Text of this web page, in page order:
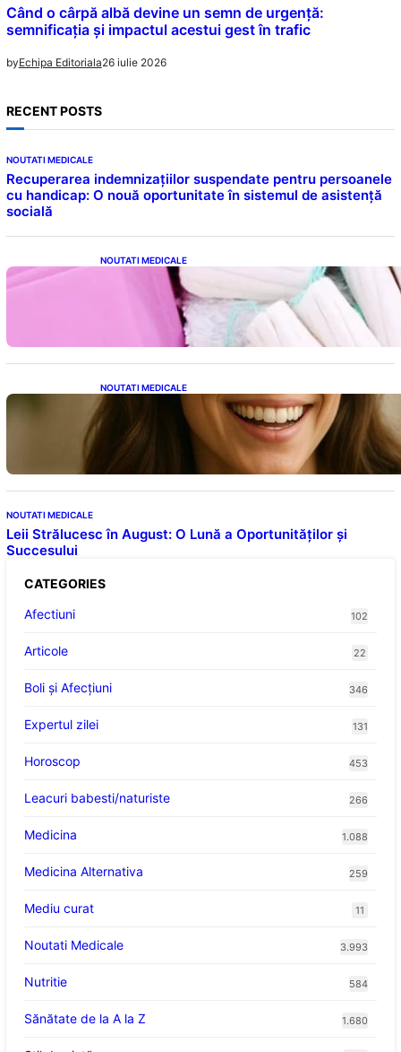
Când o cârpă albă devine un semn de urgență:
semnificația și impactul acestui gest în trafic
byEchipa Editoriala26 iulie 2026
RECENT POSTS
NOUTATI MEDICALE
Recuperarea indemnizațiilor suspendate pentru persoanele
cu handicap: O nouă oportunitate în sistemul de asistență
socială
NOUTATI MEDICALE
Tampoanele menstruale: O analiză profundă
a riscurilor legate de metale toxice
NOUTATI MEDICALE
Ceaiul – Băutura care protejează inima:
Descoperiri recente despre beneficiile
consumului zilnic
NOUTATI MEDICALE
Leii Strălucesc în August: O Lună a Oportunităților și
Succesului
CATEGORIES
Afectiuni
102
Articole 22
Boli și Afecțiuni 346
Expertul zilei 131
Horoscop 453
Leacuri babesti/naturiste 266
Medicina 1.088
Medicina Alternativa 259
Mediu curat 11
Noutati Medicale 3.993
Nutritie 584
Sănătate de la A la Z 1.680